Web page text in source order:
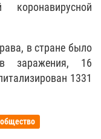
в стране было
заражения, 16
1331
общество